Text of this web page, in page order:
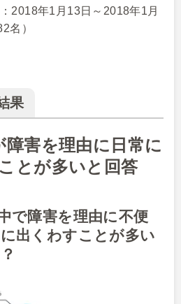
2018年1月13日～2018年1月
名）
果
障害を理由に日常に
とが多いと回答
出くわすことが多い